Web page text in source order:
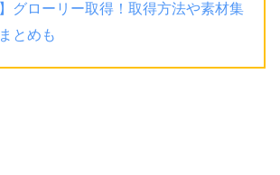
】グローリー取得！取得方法や素材集
とめも